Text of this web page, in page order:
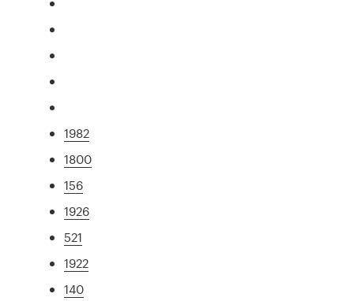
1982
1800
156
1926
521
1922
140